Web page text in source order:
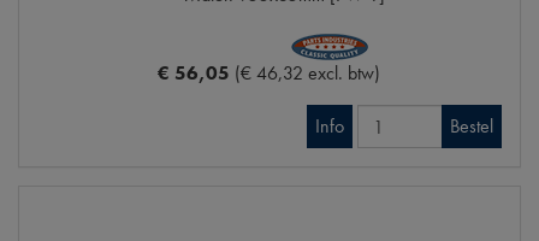
€ 56,05 (€ 46,32 excl. btw)
Info Bestel